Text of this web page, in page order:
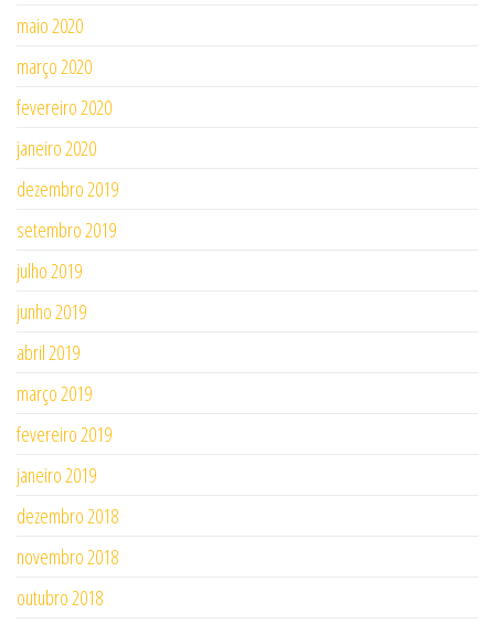
maio 2020
março 2020
fevereiro 2020
janeiro 2020
dezembro 2019
setembro 2019
julho 2019
junho 2019
abril 2019
março 2019
fevereiro 2019
janeiro 2019
dezembro 2018
novembro 2018
outubro 2018